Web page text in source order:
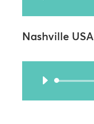
Nashville USA